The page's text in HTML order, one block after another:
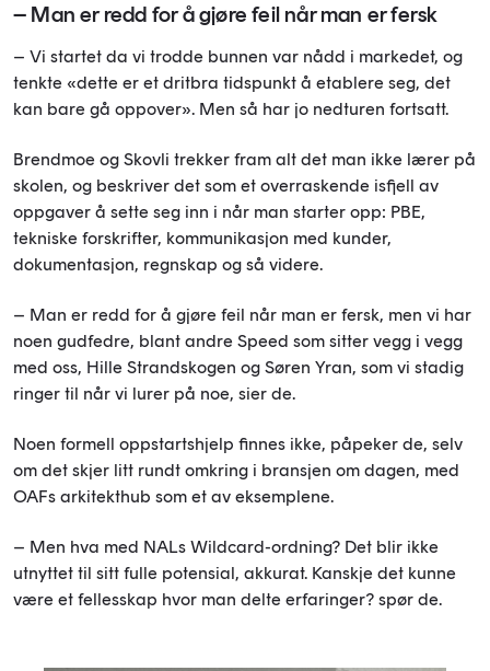
– Man er redd for å gjøre feil når man er fersk
– Vi startet da vi trodde bunnen var nådd i markedet, og
tenkte «dette er et dritbra tidspunkt å etablere seg, det
kan bare gå oppover». Men så har jo nedturen fortsatt.
Brendmoe og Skovli trekker fram alt det man ikke lærer på
skolen, og beskriver det som et overraskende isfjell av
oppgaver å sette seg inn i når man starter opp: PBE,
tekniske forskrifter, kommunikasjon med kunder,
dokumentasjon, regnskap og så videre.
– Man er redd for å gjøre feil når man er fersk, men vi har
noen gudfedre, blant andre Speed som sitter vegg i vegg
med oss, Hille Strandskogen og Søren Yran, som vi stadig
ringer til når vi lurer på noe, sier de.
Noen formell oppstartshjelp finnes ikke, påpeker de, selv
om det skjer litt rundt omkring i bransjen om dagen, med
OAFs arkitekthub som et av eksemplene.
– Men hva med NALs Wildcard-ordning? Det blir ikke
utnyttet til sitt fulle potensial, akkurat. Kanskje det kunne
være et fellesskap hvor man delte erfaringer? spør de.